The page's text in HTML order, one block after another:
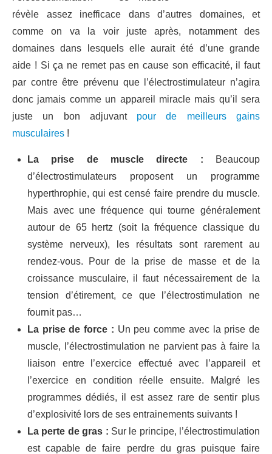
révèle assez inefficace dans d’autres domaines, et
comme on va la voir juste après, notamment des
domaines dans lesquels elle aurait été d’une grande
aide ! Si ça ne remet pas en cause son efficacité, il faut
par contre être prévenu que l’électrostimulateur n’agira
donc jamais comme un appareil miracle mais qu’il sera
juste un bon adjuvant pour de meilleurs gains
musculaires !
La prise de muscle directe : Beaucoup
d’électrostimulateurs proposent un programme
hyperthrophie, qui est censé faire prendre du muscle.
Mais avec une fréquence qui tourne généralement
autour de 65 hertz (soit la fréquence classique du
système nerveux), les résultats sont rarement au
rendez-vous. Pour de la prise de masse et de la
croissance musculaire, il faut nécessairement de la
tension d’étirement, ce que l’électrostimulation ne
fournit pas…
La prise de force : Un peu comme avec la prise de
muscle, l’électrostimulation ne parvient pas à faire la
liaison entre l’exercice effectué avec l’appareil et
l’exercice en condition réelle ensuite. Malgré les
programmes dédiés, il est assez rare de sentir plus
d’explosivité lors de ses entrainements suivants !
La perte de gras : Sur le principe, l’électrostimulation
est capable de faire perdre du gras puisque faire